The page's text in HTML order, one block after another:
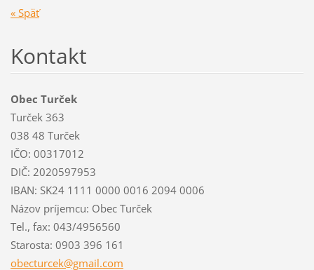
« Späť
Kontakt
Obec Turček
Turček 363
038 48 Turček
IČO: 00317012
DIČ: 2020597953
IBAN: SK24 1111 0000 0016 2094 0006
Názov príjemcu: Obec Turček
Tel., fax: 043/4956560
Starosta: 0903 396 161
obecturcek@gmail.com